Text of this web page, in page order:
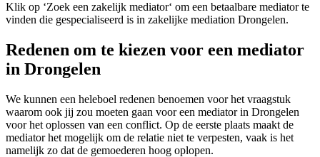
Klik op ‘Zoek een zakelijk mediator‘ om een betaalbare mediator te
vinden die gespecialiseerd is in zakelijke mediation Drongelen.
Redenen om te kiezen voor een mediator
in Drongelen
We kunnen een heleboel redenen benoemen voor het vraagstuk
waarom ook jij zou moeten gaan voor een mediator in Drongelen
voor het oplossen van een conflict. Op de eerste plaats maakt de
mediator het mogelijk om de relatie niet te verpesten, vaak is het
namelijk zo dat de gemoederen hoog oplopen.